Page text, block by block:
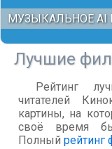
МУЗЫКАЛЬНОЕ AI
Лучшие
Рейтинг
читателей
картины, на
своё время
Полный рейтинг